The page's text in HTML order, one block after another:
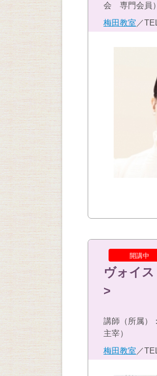
会 専門会員）
梅田教室 ／
開講中
ヴォイ
>
講師（所属）
主宰）
梅田教室 ／